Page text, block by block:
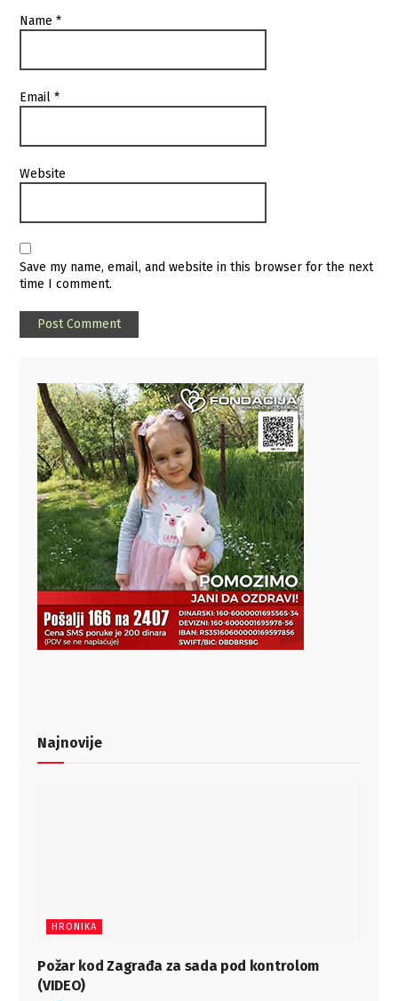
Name*
Email*
Website
Save my name, email, and website in this browser for the next
time I comment.
Najnovije
HRONIKA
Požar kod Zagrađa za sada pod kontrolom
(VIDEO)